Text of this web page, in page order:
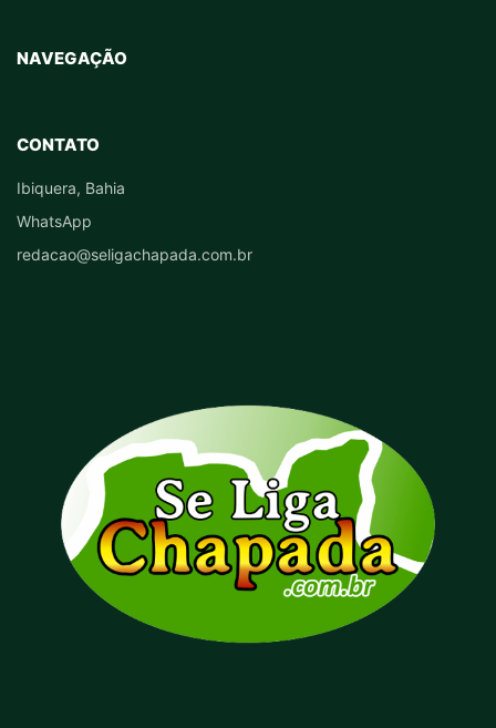
NAVEGAÇÃO
CONTATO
Ibiquera, Bahia
WhatsApp
redacao@seligachapada.com.br